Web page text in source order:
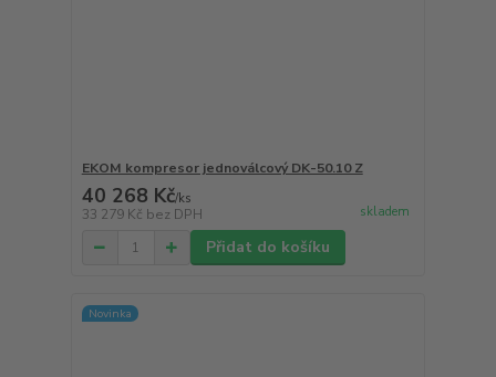
EKOM kompresor jednoválcový DK-50.10 Z
40 268 Kč/ks
33 279 Kč bez DPH skladem
Přidat do košíku
Novinka